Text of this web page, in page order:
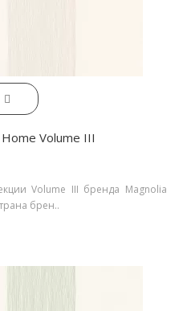
Volume III
Volume III бренда Magnolia
брен..